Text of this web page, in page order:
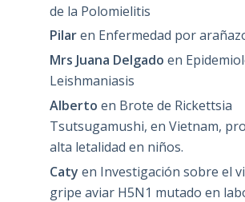
de la Polomielitis
Pilaren Enfermedad por
Mrs Juana Delgado en
Leishmaniasis
Alberto en Brote de Rickettsia
Tsutsugamushi, en Vietnam,
alta letalidad en niños.
Caty en Investigación sobre el
gripe aviar H5N1 mutado en